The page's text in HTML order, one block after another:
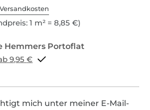
1 m² = 8,85 €)
Portoflat schon ab 9,95 €
mich unter meiner E-Mail-